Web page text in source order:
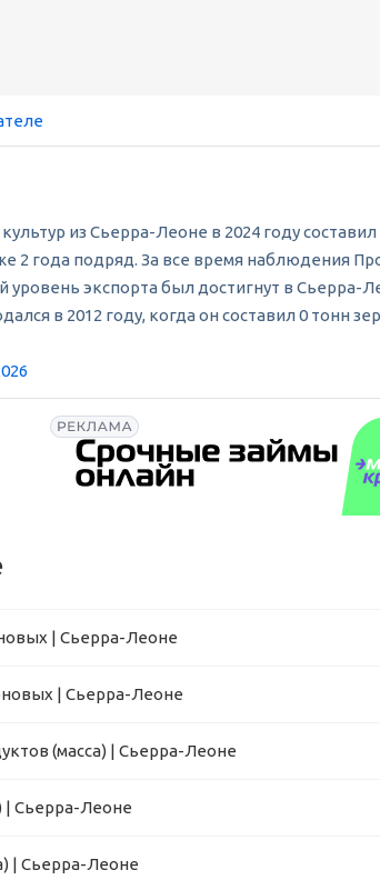
из Сьерра-Леоне в 2024 году
2 года подряд. За все время наблюдения
уровень экспорта был достигнут в
в 2012 году, когда он составил 0 тонн
| Сьерра-Леоне
| Сьерра-Леоне
(масса) | Сьерра-Леоне
| Сьерра-Леоне
| Сьерра-Леоне